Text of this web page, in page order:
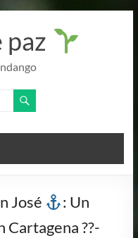
paz
José
: Un
??-